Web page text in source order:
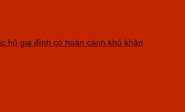
hộ gia đình có hoàn cảnh khó khăn